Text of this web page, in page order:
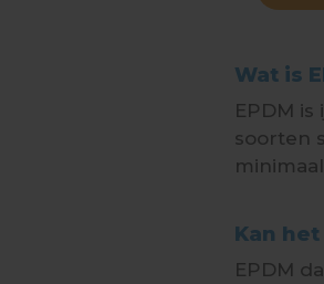
Wat is
EPDM
soorten
Kan
EPDM